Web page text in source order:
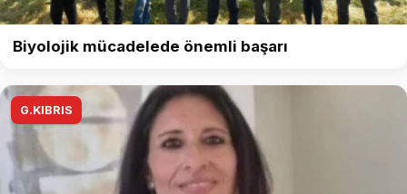
Biyolojik mücadelede önemli başarı
G.KIBRIS